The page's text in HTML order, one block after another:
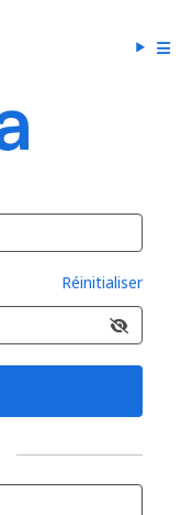
Réinitialiser